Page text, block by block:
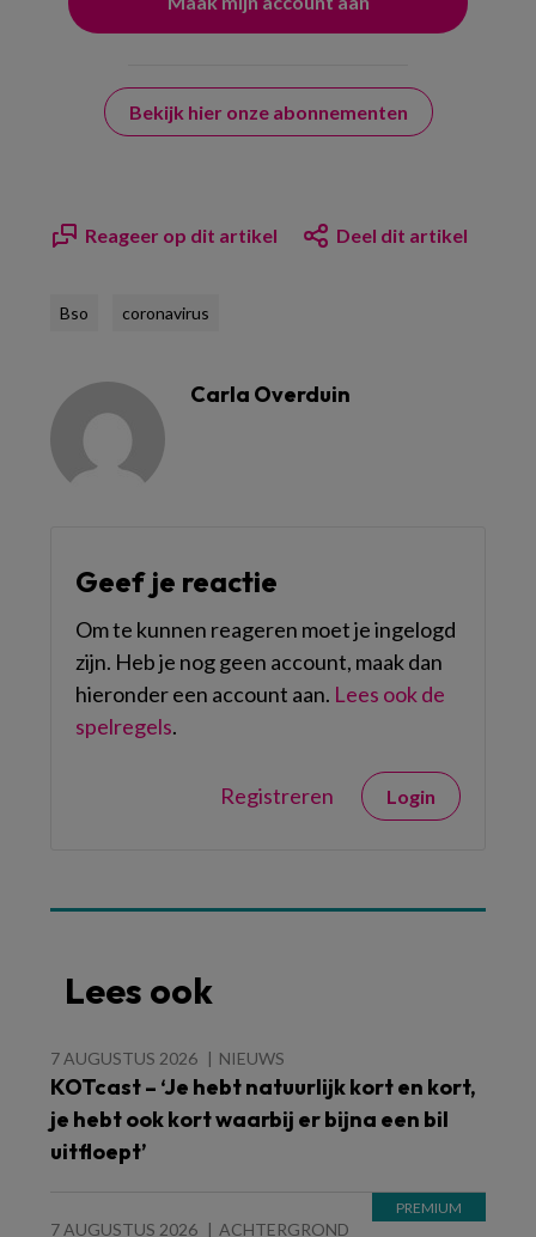
Bekijk hier onze abonnementen
Reageer op dit artikel Deel dit artikel
Bso coronavirus
Carla Overduin
Geef je reactie
Om te kunnen reageren moet je ingelogd
zijn. Heb je nog geen account, maak dan
hieronder een account aan. Lees ook de
spelregels.
Registreren Login
Lees ook
7 AUGUSTUS 2026 NIEUWS
KOTcast – ‘Je hebt natuurlijk kort en kort,
je hebt ook kort waarbij er bijna een bil
uitfloept’
7 AUGUSTUS 2026 ACHTERGROND